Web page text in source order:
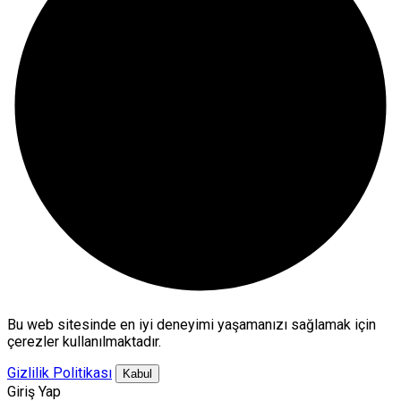
Bu web sitesinde en iyi deneyimi yaşamanızı sağlamak için
çerezler kullanılmaktadır.
Gizlilik Politikası
Kabul
Giriş Yap